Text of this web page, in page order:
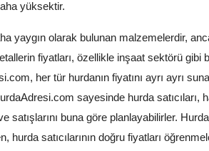
yüksektir.
yaygın olarak bulunan malzemelerdir,
fiyatları, özellikle inşaat sektörü gibi
her tür hurdanın fiyatını ayrı ayrı
sayesinde hurda satıcıları,
satışlarını buna göre planlayabilirler.
hurda satıcılarının doğru fiyatları